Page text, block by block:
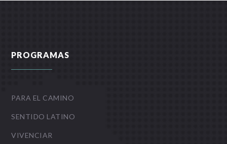
PROGRAMAS
PARA EL CAMINO
SENTIDO LATINO
VIVENCIAR